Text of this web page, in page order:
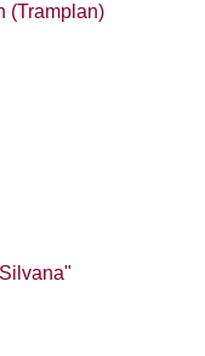
(Tramplan)